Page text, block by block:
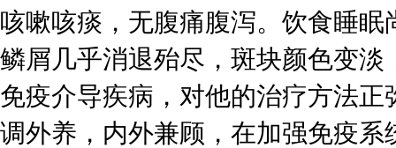
咳嗽咳痰，无腹痛腹泻。饮食睡
鳞屑几乎消退殆尽，斑块颜色变
免疫介导疾病，对他的治疗方法
调外养，内外兼顾，在加强免疫